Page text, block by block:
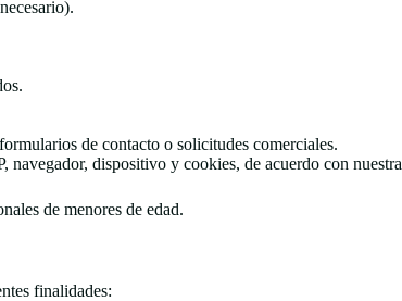
de contacto o solicitudes comerciales.
navegador, dispositivo y cookies, de acuerdo con
de menores de edad.
finalidades: